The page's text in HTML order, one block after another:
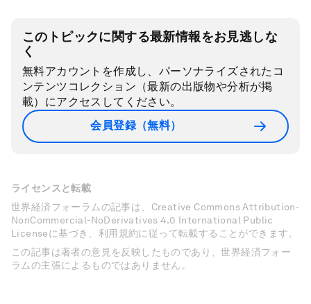
このトピックに関する最新情報をお見逃しな
く
無料アカウントを作成し、パーソナライズされたコ
ンテンツコレクション（最新の出版物や分析が掲
載）にアクセスしてください。
会員登録（無料）
ライセンスと転載
世界経済フォーラムの記事は、Creative Commons Attribution-
NonCommercial-NoDerivatives 4.0 International Public
Licenseに基づき、利用規約に従って転載することができます。
この記事は著者の意見を反映したものであり、世界経済フォー
ラムの主張によるものではありません。